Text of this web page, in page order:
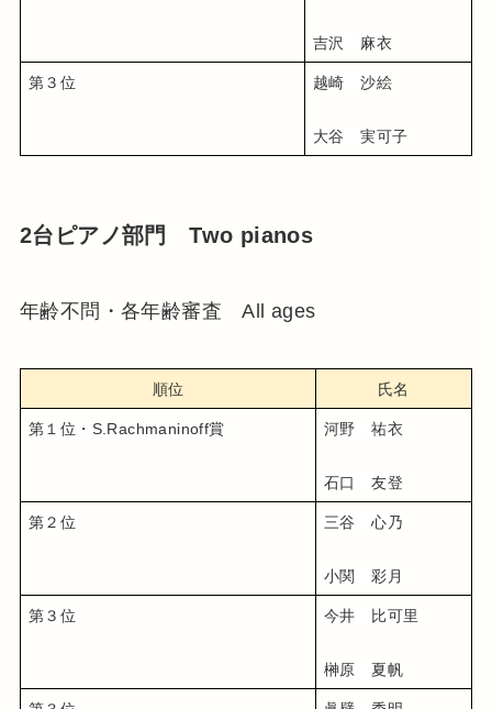
吉沢　麻衣
第３位 越崎　沙絵
大谷　実可子
2台ピアノ部門 Two pianos
年齢不問・各年齢審査 All ages
順位 氏名
第１位・S.Rachmaninoff賞 河野　祐衣
石口　友登
第２位 三谷　心乃
小関　彩月
第３位 今井　比可里
榊原　夏帆